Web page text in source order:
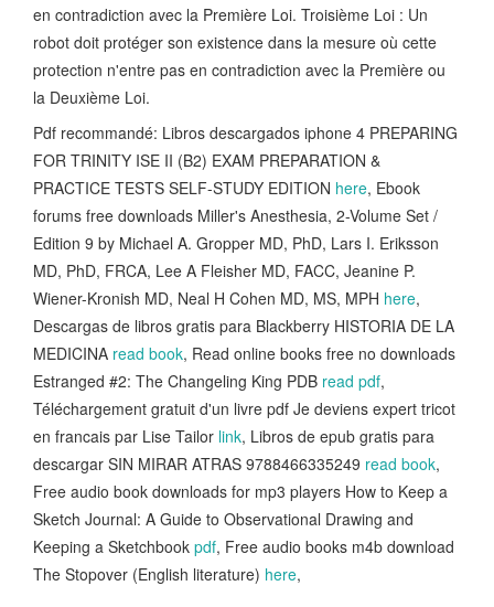
en contradiction avec la Première Loi. Troisième Loi : Un
robot doit protéger son existence dans la mesure où cette
protection n'entre pas en contradiction avec la Première ou
la Deuxième Loi.
Pdf recommandé: Libros descargados iphone 4 PREPARING
FOR TRINITY ISE II (B2) EXAM PREPARATION &
PRACTICE TESTS SELF-STUDY EDITION here, Ebook
forums free downloads Miller's Anesthesia, 2-Volume Set /
Edition 9 by Michael A. Gropper MD, PhD, Lars I. Eriksson
MD, PhD, FRCA, Lee A Fleisher MD, FACC, Jeanine P.
Wiener-Kronish MD, Neal H Cohen MD, MS, MPH here,
Descargas de libros gratis para Blackberry HISTORIA DE LA
MEDICINA read book, Read online books free no downloads
Estranged #2: The Changeling King PDB read pdf,
Téléchargement gratuit d'un livre pdf Je deviens expert tricot
en francais par Lise Tailor link, Libros de epub gratis para
descargar SIN MIRAR ATRAS 9788466335249 read book,
Free audio book downloads for mp3 players How to Keep a
Sketch Journal: A Guide to Observational Drawing and
Keeping a Sketchbook pdf, Free audio books m4b download
The Stopover (English literature) here,